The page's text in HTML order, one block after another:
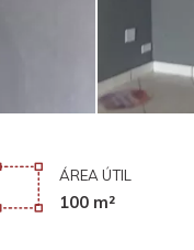
ÁREA ÚTIL
100 m²